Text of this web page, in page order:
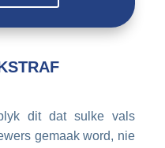
dit dat sulke vals
gemaak word, nie